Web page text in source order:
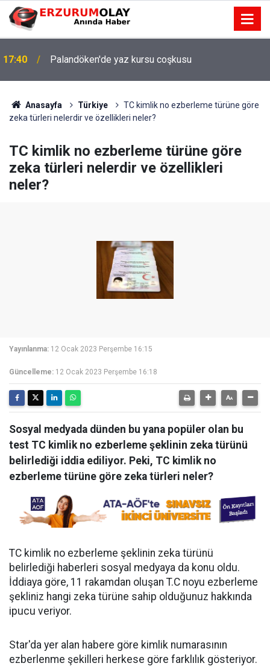
17:40 Palandöken'de yaz kursu coşkusu
Anasayfa Türkiye
TC kimlik no ezberleme türüne göre
zeka türleri nelerdir ve özellikleri neler?
TC kimlik no ezberleme türüne göre
zeka türleri nelerdir ve özellikleri
neler?
Yayınlanma: 12 Ocak 2023 Perşembe 16:15
Güncelleme: 12 Ocak 2023 Perşembe 16:18
Sosyal medyada dünden bu yana popüler olan bu
test TC kimlik no ezberleme şeklinin zeka türünü
belirlediği iddia ediliyor. Peki, TC kimlik no
ezberleme türüne göre zeka türleri neler?
TC kimlik no ezberleme şeklinin zeka türünü
belirlediği haberleri sosyal medyaya da konu oldu.
İddiaya göre, 11 rakamdan oluşan T.C noyu ezberleme
şekliniz hangi zeka türüne sahip olduğunuz hakkında
ipucu veriyor.
Star'da yer alan habere göre kimlik numarasının
ezberlenme şekilleri herkese göre farklılık gösteriyor.